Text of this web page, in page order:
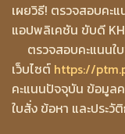
เผยวิธี! ตรวจสอบคะ
แอปพลิเคชัน ขับดี
ตรวจสอบคะแนนใ
เว็บไซต์ https://
คะแนนปัจจุบัน ข้อมูล
ใบสั่ง ข้อหา และประวั